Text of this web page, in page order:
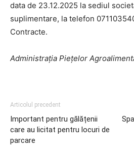
data de 23.12.2025 la sediul
suplimentare, la telefon
Contracte.
Administrația Piețelor
Articolul precedent
Important pentru gălățenii
care au licitat pentru locuri de
parcare